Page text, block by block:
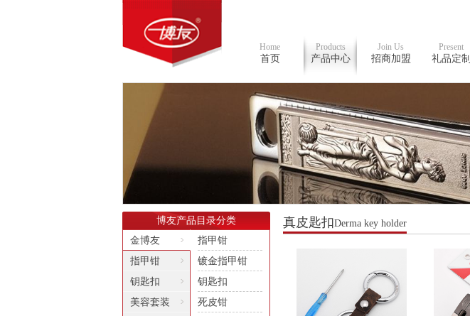
Home
首页
Products
产品中心
Join Us
招商加盟
Present
礼品定制
博友产品目录分类
金博友
指甲钳
钥匙扣
美容套装
指甲钳
镀金指甲钳
钥匙扣
死皮钳
真皮匙扣Derma key holder